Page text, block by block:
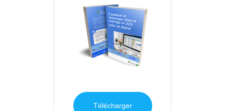
Télécharger